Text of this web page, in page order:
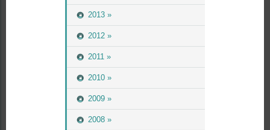
2013 »
2012 »
2011 »
2010 »
2009 »
2008 »